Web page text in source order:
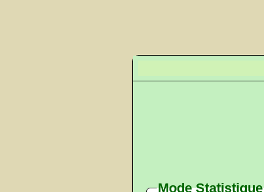
Mode Statistique